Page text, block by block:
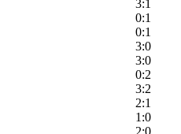
3:1
0:1
0:1
3:0
3:0
0:2
3:2
2:1
1:0